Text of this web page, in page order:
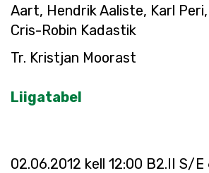
Aart, Hendrik Aaliste, Karl
Cris-Robin Kadastik
Tr. Kristjan Moorast
Liigatabel
02.06.2012 kell 12:00 B2.II S/E